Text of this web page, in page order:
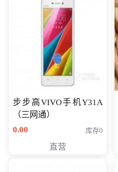
步步高VIVO手机Y31A
（三网通）
0.00
库存0
直营